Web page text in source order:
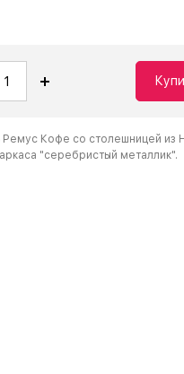
Кофе со столешницей из
"серебристый металлик".